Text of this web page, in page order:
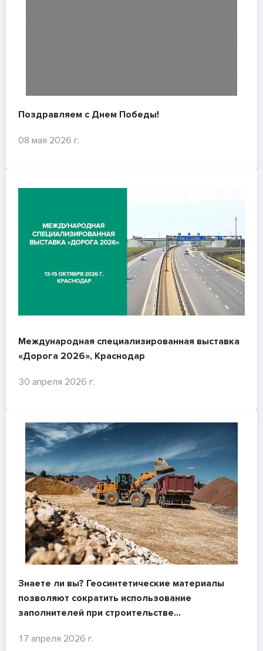
Поздравляем с Днем Победы!
08 мая 2026 г.
Международная специализированная выставка
«Дорога 2026», Краснодар
30 апреля 2026 г.
Знаете ли вы? Геосинтетические материалы
позволяют сократить использование
заполнителей при строительстве
— до 90 %. Часть 2
17 апреля 2026 г.